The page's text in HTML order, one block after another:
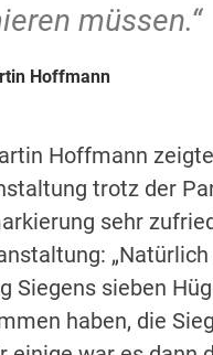
müssen.“
Hoffmann
Hoffmann
trotz der
sehr
Siegens sieben
haben, die